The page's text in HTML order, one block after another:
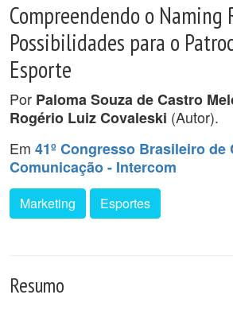
Compreendendo o Naming
Possibilidades para o
Esporte
Por Paloma Souza de Castro
Rogério Luiz Covaleski (Autor).
Em 41º Congresso Brasileiro de
Comunicação - Intercom
Marketing Esportes
Resumo